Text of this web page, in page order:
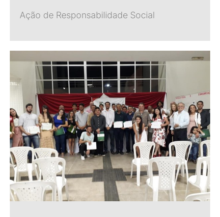
Ação de Responsabilidade Social